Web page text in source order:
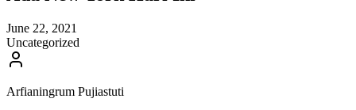
June 22, 2021
Uncategorized
Arfianingrum Pujiastuti